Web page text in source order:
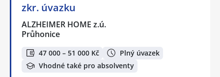
zkr. úvazku
ALZHEIMER HOME z.ú.
Průhonice
47 000 – 51 000 Kč
Plný úvazek
Vhodné také pro absolventy